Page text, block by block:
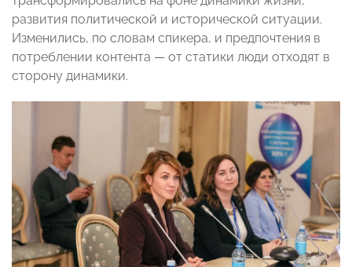
развития политической и исторической ситуации.
Изменились, по словам спикера, и предпочтения в
потреблении контента — от статики люди отходят в
сторону динамики.